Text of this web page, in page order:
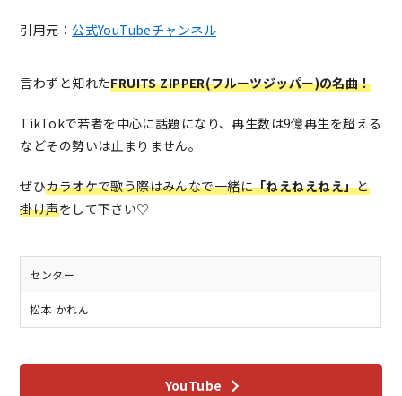
引用元： 公式YouTubeチャンネル
言わずと知れたFRUITS ZIPPER(フルーツジッパー)の名曲！
TikTokで若者を中心に話題になり、再生数は9億再生を超える
などその勢いは止まりません。
ぜひカラオケで歌う際はみんなで一緒に「ねえねえねえ」と
掛け声をして下さい♡
センター
松本 かれん
YouTube